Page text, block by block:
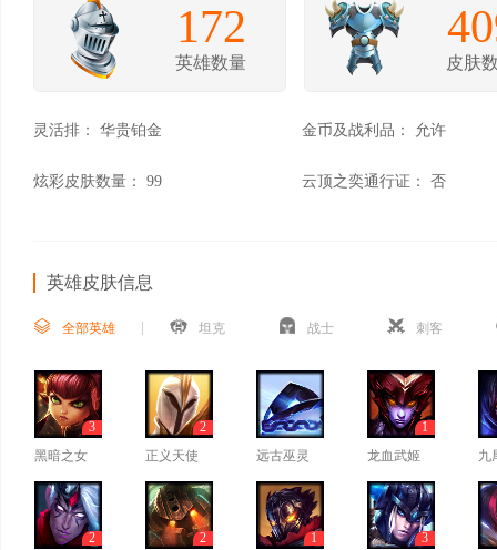
172
英雄数量 皮肤
灵活排： 华贵铂金 金币及战利品： 允许
炫彩皮肤数量： 99 云顶之奕通行证： 否
英雄皮肤信息
全部英雄 坦克 战士 刺客
黑暗之女
3
正义天使
2
远古巫灵
龙血武姬
1
九
2
2
1
3